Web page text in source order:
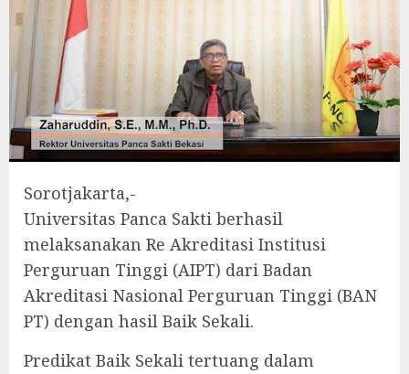
Sorotjakarta,-
Universitas Panca Sakti berhasil
melaksanakan Re Akreditasi Institusi
Perguruan Tinggi (AIPT) dari Badan
Akreditasi Nasional Perguruan Tinggi (BAN
PT) dengan hasil Baik Sekali.
Predikat Baik Sekali tertuang dalam